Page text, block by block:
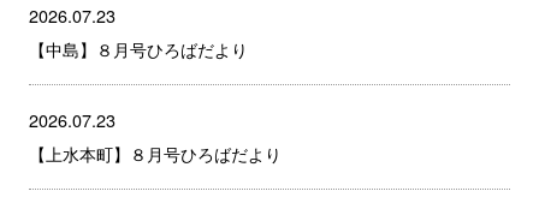
2026.07.23
【中島】８月号ひろばだより
2026.07.23
【上水本町】８月号ひろばだより